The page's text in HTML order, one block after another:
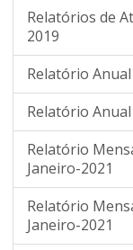
Relatórios de
2019
Relatório
Relatório
Relatório
Janeiro-2021
Relatório
Janeiro-2021